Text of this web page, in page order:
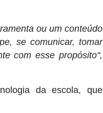
ou um conteúdo
se comunicar, tomar
com esse propósito",
da escola, que